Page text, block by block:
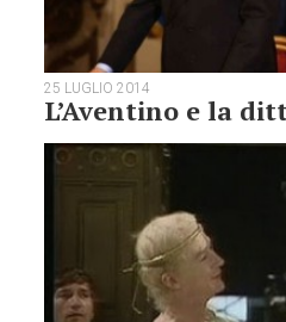
25 LUGLIO 2014
L’Aventino e la